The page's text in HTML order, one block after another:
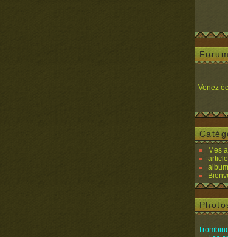
Forum
Venez
Mes
album